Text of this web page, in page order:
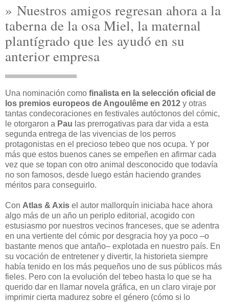
» Nuestros amigos regresan ahora a la
taberna de la osa Miel, la maternal
plantígrado que les ayudó en su
anterior empresa
Una nominación como finalista en la selección oficial de
los premios europeos de Angoulême en 2012 y otras
tantas condecoraciones en festivales autóctonos del cómic,
le otorgaron a Pau las prerrogativas para dar vida a esta
segunda entrega de las vivencias de los perros
protagonistas en el precioso tebeo que nos ocupa. Y por
más que estos buenos canes se empeñen en afirmar cada
vez que se topan con otro animal desconocido que todavía
no son famosos, desde luego están haciendo grandes
méritos para conseguirlo.
Con Atlas & Axis el autor mallorquín iniciaba hace ahora
algo más de un año un periplo editorial, acogido con
estusiasmo por nuestros vecinos franceses, que se adentra
en una vertiente del cómic por desgracia hoy ya poco –o
bastante menos que antaño– explotada en nuestro país. En
su vocación de entretener y divertir, la historieta siempre
había tenido en los más pequeños uno de sus públicos más
fieles. Pero con la evolución del tebeo hasta lo que se ha
querido dar en llamar novela gráfica, en un claro viraje por
imprimir cierta madurez sobre el género (cómo si lo